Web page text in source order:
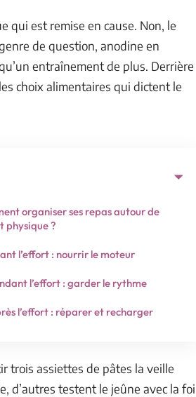
qui est remise en cause. Non, le
de question, anodine en
entraînement de plus. Derrière
choix alimentaires qui dictent le
organiser ses repas autour de
physique ?
l’effort : nourrir le moteur
l’effort : garder le rythme
l’effort : réparer et recharger
trois assiettes de pâtes la veille
d’autres testent le jeûne avec la foi